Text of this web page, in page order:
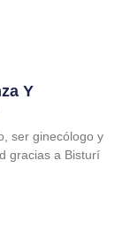
Y
ser ginecólogo y
gracias a Bisturí